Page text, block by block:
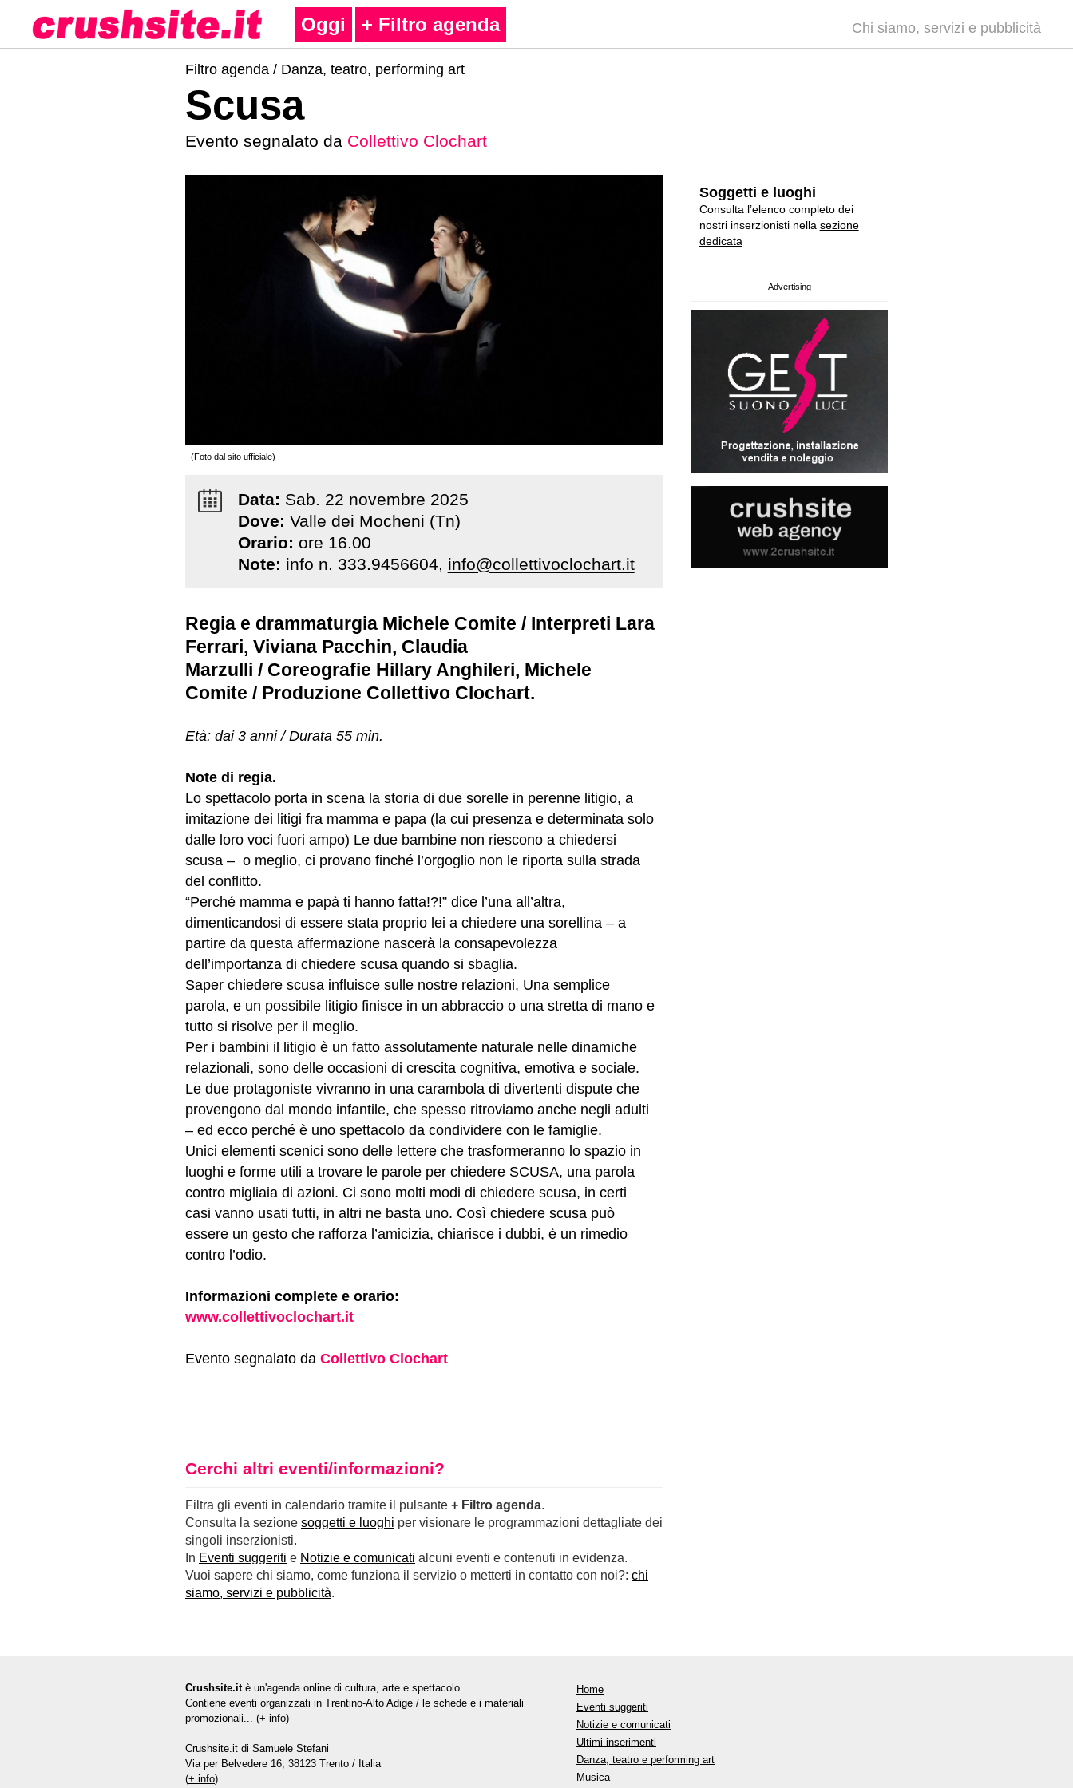
Oggi + Filtro agenda Chi siamo, servizi e pubblicità
Filtro agenda / Danza, teatro, performing art
Scusa
Evento segnalato da Collettivo Clochart
- (Foto dal sito ufficiale)
Data: Sab. 22 novembre 2025
Dove: Valle dei Mocheni (Tn)
Orario: ore 16.00
Note: info n. 333.9456604, info@collettivoclochart.it
Regia e drammaturgia Michele Comite / Interpreti Lara
Ferrari, Viviana Pacchin, Claudia
Marzulli / Coreografie Hillary Anghileri, Michele
Comite / Produzione Collettivo Clochart.
Età: dai 3 anni/ Durata 55 min.
Note di regia.
Lo spettacolo porta in scena la storia di due sorelle in perenne litigio, a
imitazione dei litigi fra mamma e papa (la cui presenza e determinata solo
dalle loro voci fuori ampo) Le due bambine non riescono a chiedersi
scusa – o meglio, ci provano finché l’orgoglio non le riporta sulla strada
del conflitto.
“Perché mamma e papà ti hanno fatta!?!” dice l’una all’altra,
dimenticandosi di essere stata proprio lei a chiedere una sorellina – a
partire da questa affermazione nascerà la consapevolezza
dell’importanza di chiedere scusa quando si sbaglia.
Saper chiedere scusa influisce sulle nostre relazioni, Una semplice
parola, e un possibile litigio finisce in un abbraccio o una stretta di mano e
tutto si risolve per il meglio.
Per i bambini il litigio è un fatto assolutamente naturale nelle dinamiche
relazionali, sono delle occasioni di crescita cognitiva, emotiva e sociale.
Le due protagoniste vivranno in una carambola di divertenti dispute che
provengono dal mondo infantile, che spesso ritroviamo anche negli adulti
– ed ecco perché è uno spettacolo da condividere con le famiglie.
Unici elementi scenici sono delle lettere che trasformeranno lo spazio in
luoghi e forme utili a trovare le parole per chiedere SCUSA, una parola
contro migliaia di azioni. Ci sono molti modi di chiedere scusa, in certi
casi vanno usati tutti, in altri ne basta uno. Così chiedere scusa può
essere un gesto che rafforza l’amicizia, chiarisce i dubbi, è un rimedio
contro l’odio.
Informazioni complete e orario:
www.collettivoclochart.it
Evento segnalato da Collettivo Clochart
Cerchi altri eventi/informazioni?
Filtra gli eventi in calendario tramite il pulsante + Filtro agenda.
Consulta la sezione soggetti e luoghi per visionare le programmazioni dettagliate dei
singoli inserzionisti.
In Eventi suggeriti e Notizie e comunicati alcuni eventi e contenuti in evidenza.
Vuoi sapere chi siamo, come funziona il servizio o metterti in contatto con noi?: chi
siamo, servizi e pubblicità.
Soggetti e luoghi
Consulta l’elenco completo dei
nostri inserzionisti nella sezione
dedicata
Advertising
Crushsite.it è un'agenda online di cultura, arte e spettacolo.
Contiene eventi organizzati in Trentino-Alto Adige / le schede e i materiali
promozionali... (+ info)
Crushsite.it di Samuele Stefani
Via per Belvedere 16, 38123 Trento / Italia
(+ info)
Home
Eventi suggeriti
Notizie e comunicati
Ultimi inserimenti
Danza, teatro e performing art
Musica